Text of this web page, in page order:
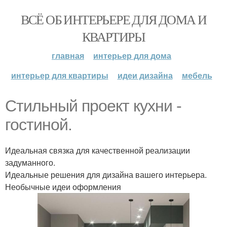
ВСЁ ОБ ИНТЕРЬЕРЕ ДЛЯ ДОМА И
КВАРТИРЫ
главная
интерьер для дома
интерьер для квартиры
идеи дизайна мебель
Стильный проект кухни -
гостиной.
Идеальная связка для качественной реализации
задуманного.
Идеальные решения для дизайна вашего интерьера.
Необычные идеи оформления